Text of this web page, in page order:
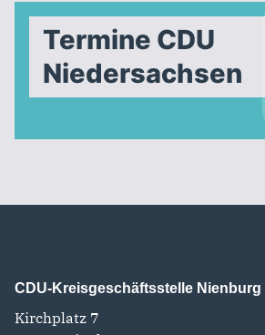
Termine CDU
Niedersachsen
CDU-Kreisgeschäftsstelle Nienburg
Kirchplatz 7